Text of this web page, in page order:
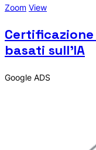
Zoom View
basati sull'IA
Google ADS